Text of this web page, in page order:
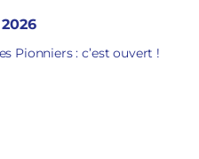
Pionniers : c’est ouvert !